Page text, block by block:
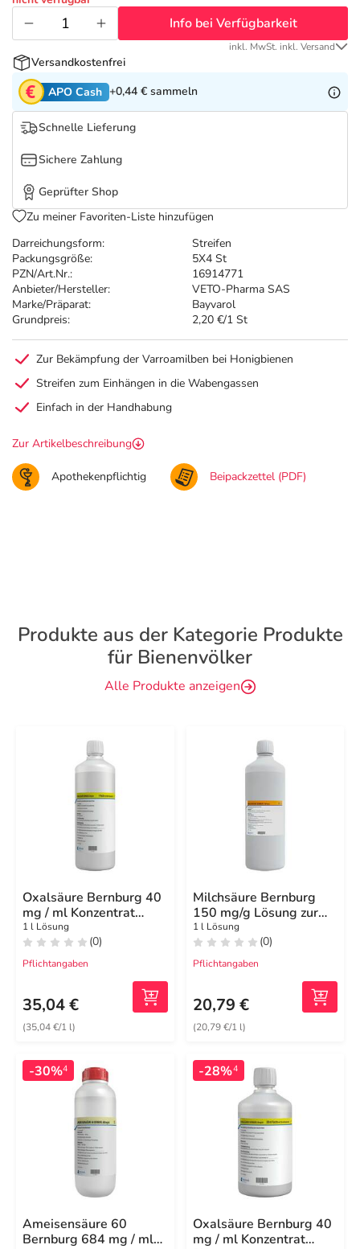
Vitamine & Mineralstoffe
Darreichungsform:
Streifen
Packungsgröße:
5X4 St
PZN/Art.Nr.:
16914771
Anbieter/Hersteller:
VETO-Pharma SAS
Marke/Präparat:
Bayvarol
Grundpreis:
2,20 €/1 St
Info bei Verfügbarkeit
inkl. MwSt. inkl. Versand
Versandkostenfrei
APO Cash +0,44 € sammeln
Schnelle Lieferung
Sichere Zahlung
Geprüfter Shop
Zu meiner Favoriten-Liste hinzufügen
Zur Bekämpfung der Varroamilben bei Honigbienen
Streifen zum Einhängen in die Wabengassen
Einfach in der Handhabung
Zur Artikelbeschreibung
Apothekenpflichtig Beipackzettel (PDF)
Produkte aus der Kategorie Produkte
für Bienenvölker
Alle Produkte anzeigen
Oxalsäure Bernburg 40
mg / ml Konzentrat
H.Lösung für Bienen
1 l Lösung
(0)
Pflichtangaben
35,04 €
(35,04 €/1 l)
Milchsäure Bernburg
150 mg/g Lösung zur
Sprühanwendung für
Bienen
1 l Lösung
(0)
Pflichtangaben
20,79 €
(20,79 €/1 l)
-30%4
Ameisensäure 60
Bernburg 684 mg / ml
-28%4
Oxalsäure Bernburg 40
mg / ml Konzentrat